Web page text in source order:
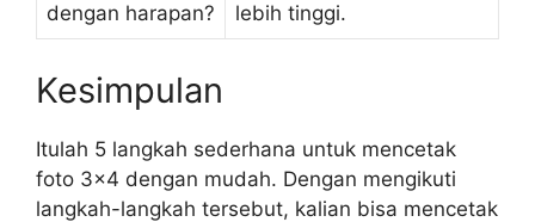
dengan harapan?
lebih tinggi.
Kesimpulan
Itulah 5 langkah sederhana untuk mencetak
foto 3×4 dengan mudah. Dengan mengikuti
langkah-langkah tersebut, kalian bisa mencetak